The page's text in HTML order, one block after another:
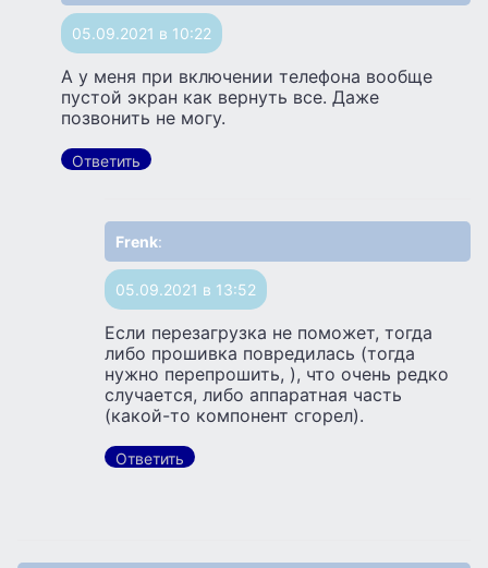
05.09.2021 в 10:22
А у меня при включении телефона вообще
пустой экран как вернуть все. Даже
позвонить не могу.
Ответить
Frenk:
05.09.2021 в 13:52
Если перезагрузка не поможет, тогда
либо прошивка повредилась (тогда
нужно перепрошить, ), что очень редко
случается, либо аппаратная часть
(какой-то компонент сгорел).
Ответить